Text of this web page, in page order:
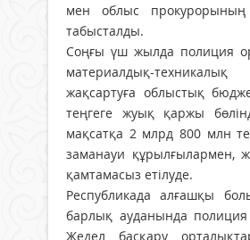
мен облыс
табысталды.
Соңғы үш жылда полиция
материалдық-
жақсартуға облыстық
теңгеге жуық қаржы
мақсатқа 2 млрд 800 млн
заманауи құрылғылармен,
қамтамасыз етілуде.
Республикада алғашқы
барлық ауданында полиция
Жедел басқару